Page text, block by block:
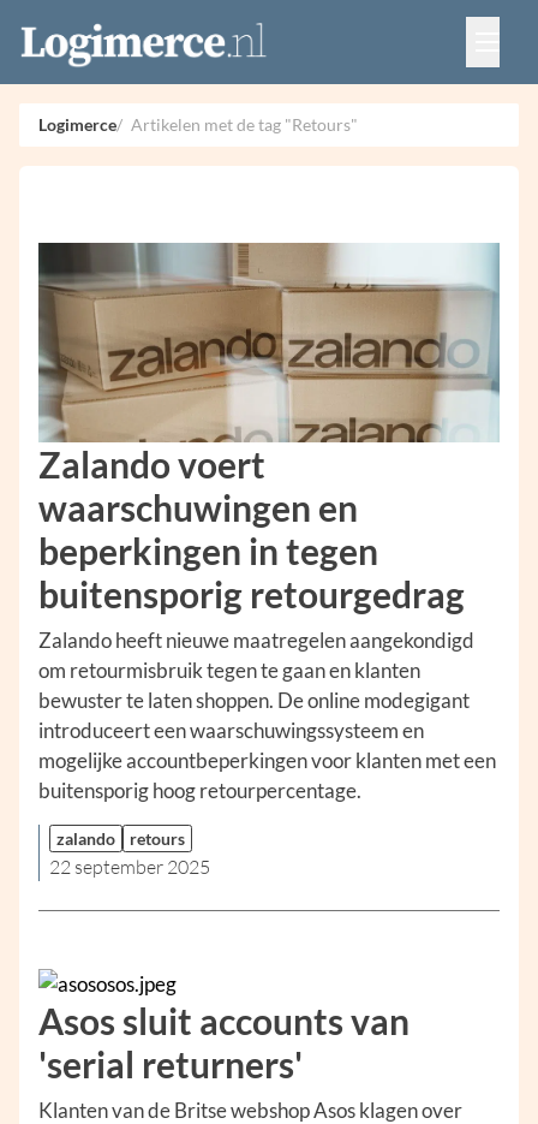
Vacatures
Events
Adverteren
Partners
Logimerce Artikelen met de tag "Retours"
Zalando voert
waarschuwingen en
beperkingen in tegen
buitensporig retourgedrag
Zalando heeft nieuwe maatregelen aangekondigd
om retourmisbruik tegen te gaan en klanten
bewuster te laten shoppen. De online modegigant
introduceert een waarschuwingssysteem en
mogelijke accountbeperkingen voor klanten met een
buitensporig hoog retourpercentage.
zalando retours
22 september 2025
Asos sluit accounts van
'serial returners'
Klanten van de Britse webshop Asos klagen over